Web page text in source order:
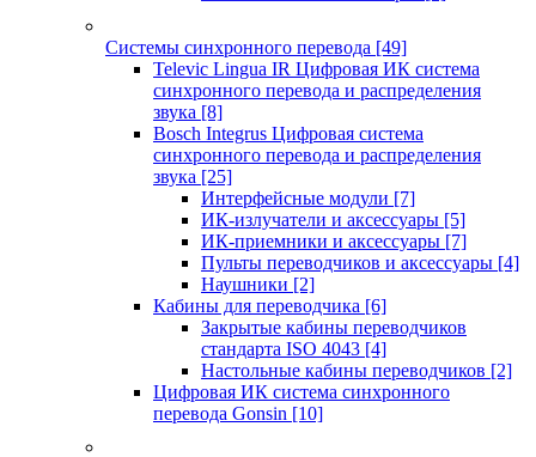
Системы синхронного перевода [49]
Televic Lingua IR Цифровая ИК система
синхронного перевода и распределения
звука [8]
Bosch Integrus Цифровая система
синхронного перевода и распределения
звука [25]
Интерфейсные модули [7]
ИК-излучатели и аксессуары [5]
ИК-приемники и аксессуары [7]
Пульты переводчиков и аксессуары [4]
Наушники [2]
Кабины для переводчика [6]
Закрытые кабины переводчиков
стандарта ISO 4043 [4]
Настольные кабины переводчиков [2]
Цифровая ИК система синхронного
перевода Gonsin [10]